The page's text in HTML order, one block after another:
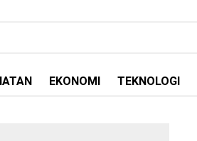
EKONOMI TEKNOLOGI